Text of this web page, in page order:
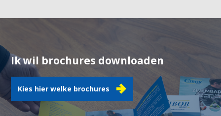
Ik wil brochures downloaden
Kies hier welke brochures